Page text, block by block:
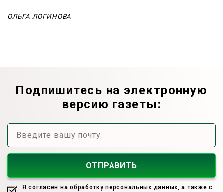
ОЛЬГА ЛОГИНОВА
Подпишитесь на электронную
версию газеты:
Я согласен на обработку персональных данных, а также с